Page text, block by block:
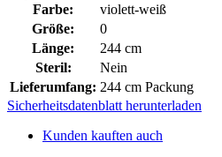
Farbe:
violett-weiß
Größe:
0
Länge:
244 cm
Steril:
Nein
Lieferumfang: 244 cm Packung
Sicherheitsdatenblatt herunterladen
Kunden kauften auch